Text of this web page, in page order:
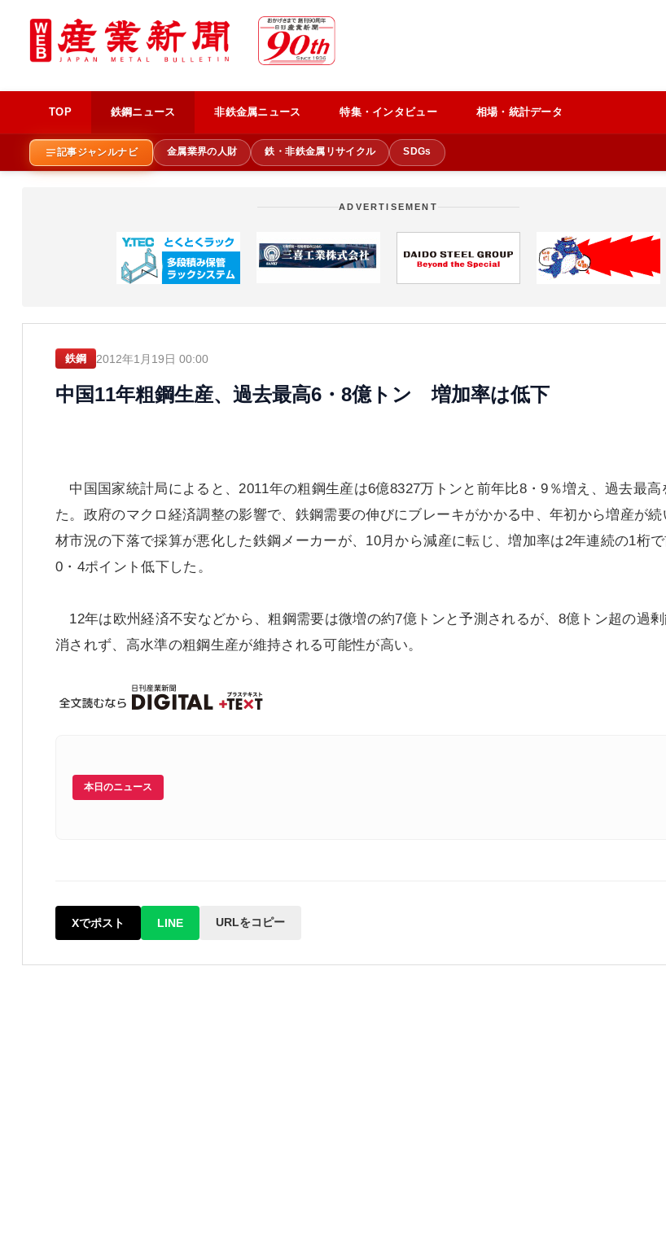
TOP 鉄鋼ニュース 非鉄金属ニュース 特集・インタビュー 相場・統計データ
記事ジャンルナビ 金属業界の人財 鉄・非鉄金属リサイクル SDGs
ADVERTISEMENT
鉄鋼 2012年1月19日 00:00
中国11年粗鋼生産、過去最高6・8億トン 増加率は低下
中国国家統計局によると、2011年の粗鋼生産は6億8327万トンと前年比8・9％増え、過去最高
た。政府のマクロ経済調整の影響で、鉄鋼需要の伸びにブレーキがかかる中、年初から増産が続
材市況の下落で採算が悪化した鉄鋼メーカーが、10月から減産に転じ、増加率は2年連続の1桁
0・4ポイント低下した。
12年は欧州経済不安などから、粗鋼需要は微増の約7億トンと予測されるが、8億トン超の過
消されず、高水準の粗鋼生産が維持される可能性が高い。
本日のニュース
Xでポスト LINE URLをコピー